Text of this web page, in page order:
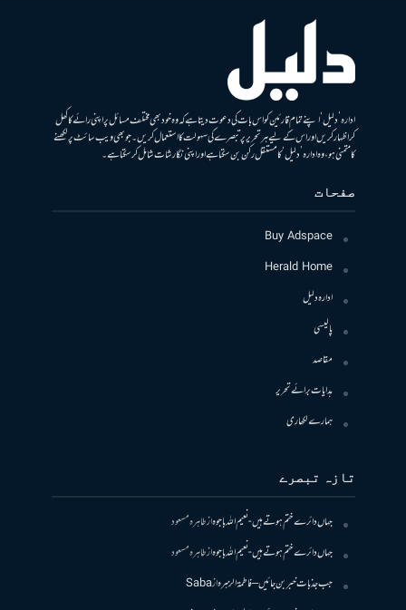
ادارہ ’دلیل‘ اپنے تمام قارئین کو اس بات کی دعوت دیتا ہے کہ وہ خود بھی مختلف مسائل پر اپنی رائے کا کھل
کر اظہار کریں اور اس کے لیے ہر تحریر پر تبصرے کی سہولت کا استعمال کریں۔ جو بھی ویب سائٹ پر لکھنے
کا متمنی ہو، وہ ادارہ ’دلیل‘ کا مستقل رکن بن سکتا ہے اور اپنی نگارشات شامل کرسکتا ہے۔
صفحات
Buy Adspace
Herald Home
ادارہ دلیل
پالیسی
مقاصد
ہدایات برائے تحریر
ہمارے لکھاری
تازہ تبصرے
جہاں دائرے ختم ہوتے ہیں- نعیم اللہ باجوہازطاہرہ مسعود
جہاں دائرے ختم ہوتے ہیں- نعیم اللہ باجوہازطاہرہ مسعود
جب جذبات خبر بن جائیں – فاطمۃالزہرہازSaba